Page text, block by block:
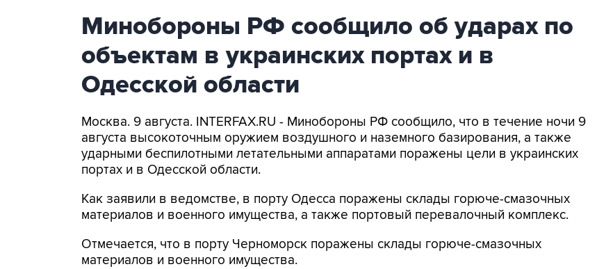
Минобороны РФ сообщило об ударах по
объектам в украинских портах и в
Одесской области
Москва. 9 августа. INTERFAX.RU - Минобороны РФ сообщило, что в течение ночи 9
августа высокоточным оружием воздушного и наземного базирования, а также
ударными беспилотными летательными аппаратами поражены цели в украинских
портах и в Одесской области.
Как заявили в ведомстве, в порту Одесса поражены склады горюче-смазочных
материалов и военного имущества, а также портовый перевалочный комплекс.
Отмечается, что в порту Черноморск поражены склады горюче-смазочных
материалов и военного имущества.